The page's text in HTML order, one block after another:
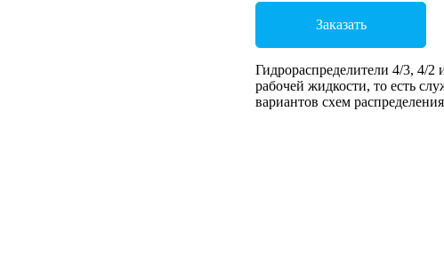
Заказать
Гидрораспределители 4/3, 4/
рабочей жидкости, то есть
вариантов схем